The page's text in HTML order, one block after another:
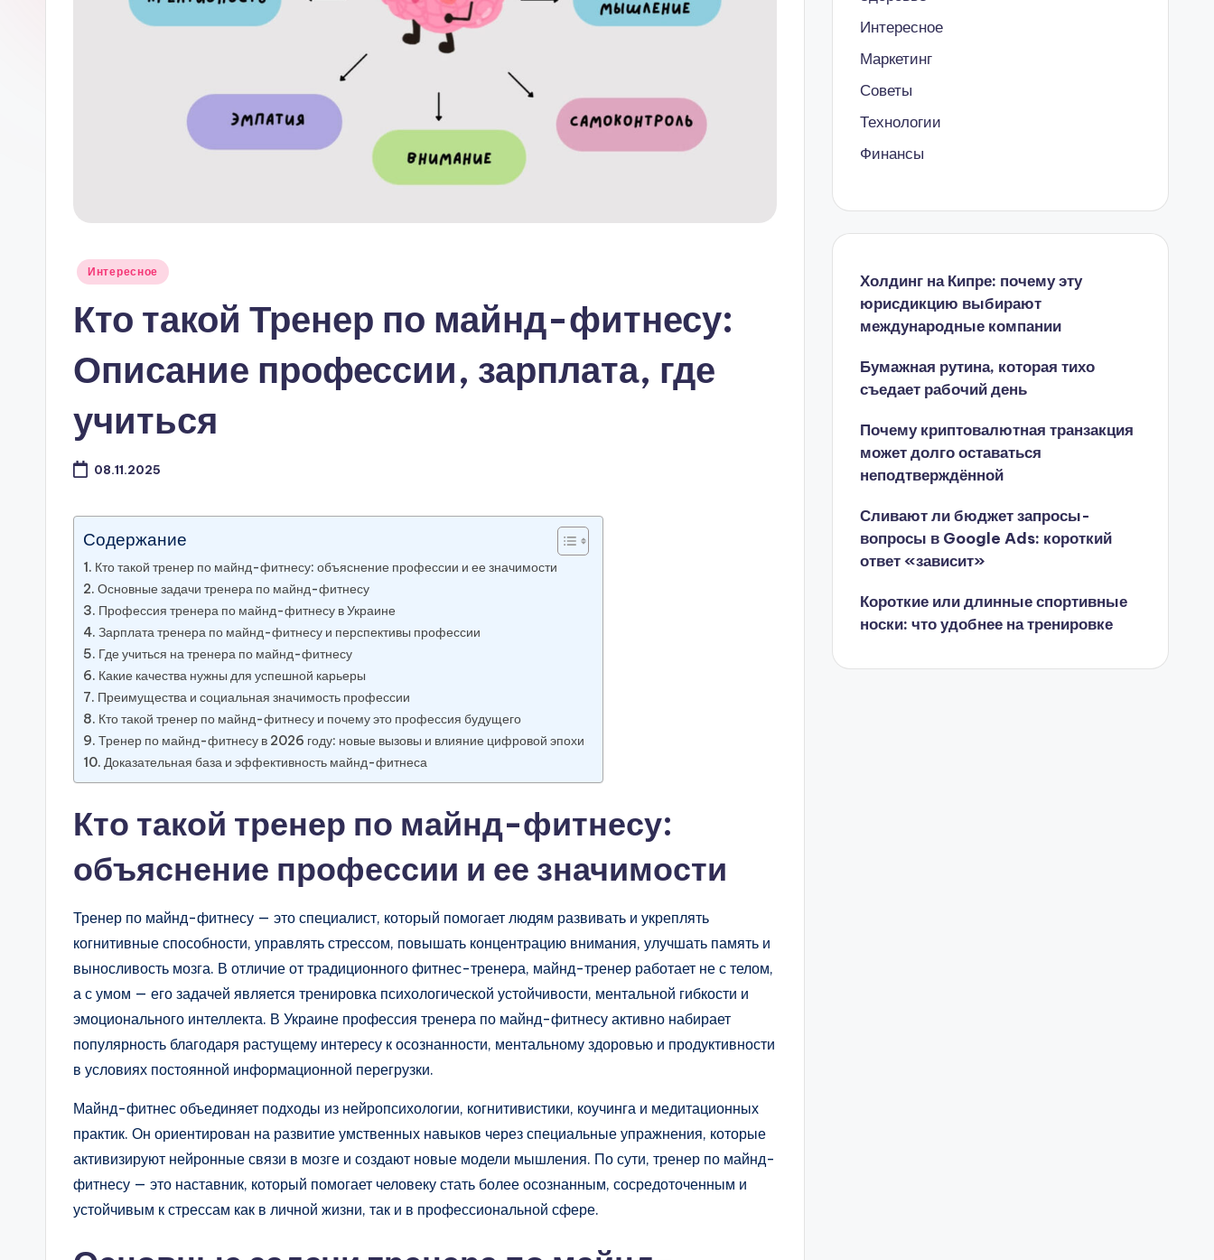
Опубликовано
Интересное
Кто такой Тренер по майнд-фитнесу:
Описание профессии, зарплата, где
учиться
08.11.2025
Содержание
Кто такой тренер по майнд-фитнесу: объяснение профессии и ее значимости
Основные задачи тренера по майнд-фитнесу
Профессия тренера по майнд-фитнесу в Украине
Зарплата тренера по майнд-фитнесу и перспективы профессии
Где учиться на тренера по майнд-фитнесу
Какие качества нужны для успешной карьеры
Преимущества и социальная значимость профессии
Кто такой тренер по майнд-фитнесу и почему это профессия будущего
Тренер по майнд-фитнесу в 2026 году: новые вызовы и влияние цифровой эпохи
Доказательная база и эффективность майнд-фитнеса
Кто такой тренер по майнд-фитнесу:
объяснение профессии и ее значимости
Тренер по майнд-фитнесу — это специалист, который помогает людям развивать и укреплять
когнитивные способности, управлять стрессом, повышать концентрацию внимания, улучшать память и
выносливость мозга. В отличие от традиционного фитнес-тренера, майнд-тренер работает не с телом,
а с умом — его задачей является тренировка психологической устойчивости, ментальной гибкости и
эмоционального интеллекта. В Украине профессия тренера по майнд-фитнесу активно набирает
популярность благодаря растущему интересу к осознанности, ментальному здоровью и продуктивности
в условиях постоянной информационной перегрузки.
Майнд-фитнес объединяет подходы из нейропсихологии, когнитивистики, коучинга и медитационных
практик. Он ориентирован на развитие умственных навыков через специальные упражнения, которые
активизируют нейронные связи в мозге и создают новые модели мышления. По сути, тренер по майнд-
фитнесу — это наставник, который помогает человеку стать более осознанным, сосредоточенным и
устойчивым к стрессам как в личной жизни, так и в профессиональной сфере.
Интересное
Маркетинг
Советы
Технологии
Финансы
Холдинг на Кипре: почему эту
юрисдикцию выбирают
международные компании
Бумажная рутина, которая тихо
съедает рабочий день
Почему криптовалютная транзакция
может долго оставаться
неподтверждённой
Сливают ли бюджет запросы-
вопросы в Google Ads: короткий
ответ «зависит»
Короткие или длинные спортивные
носки: что удобнее на тренировке